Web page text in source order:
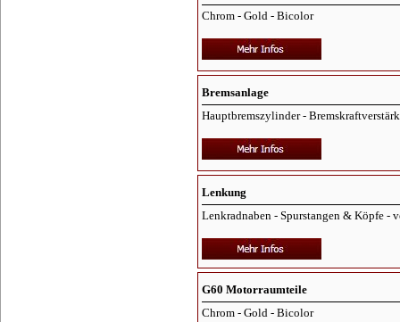
Chrom - Gold - Bicolor
Bremsanlage
Hauptbremszylinder -
Lenkung
Lenkradnaben - Spurstangen & Köpfe -
G60 Motorraumteile
Chrom - Gold - Bicolor